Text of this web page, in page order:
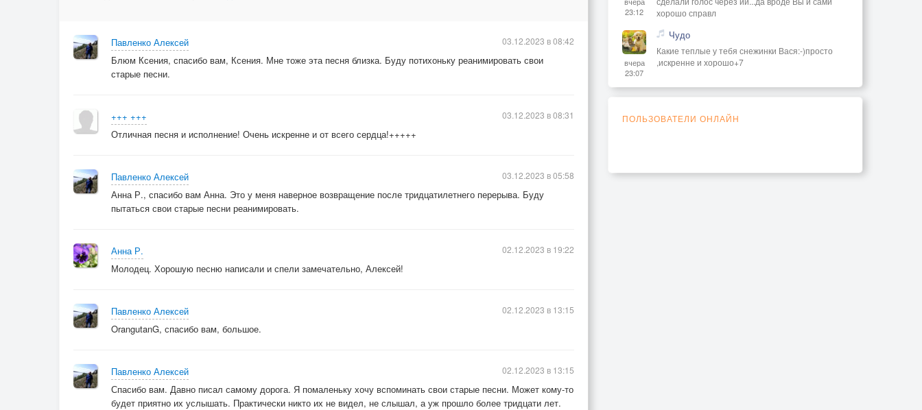
Павленко Алексей
Блюм Ксения, спасибо вам, Ксения. Мне тоже эта песня близка. Буду потихоньку реанимировать свои
старые песни.
03.12.2023 в 08:42
+++ +++
Отличная песня и исполнение! Очень искренне и от всего сердца!+++++
03.12.2023 в 08:31
Павленко Алексей
Анна Р., спасибо вам Анна. Это у меня наверное возвращение после тридцатилетнего перерыва. Буду
пытаться свои старые песни реанимировать.
03.12.2023 в 05:58
Анна Р.
Молодец. Хорошую песню написали и спели замечательно, Алексей!
02.12.2023 в 19:22
Павленко Алексей
OrangutanG, спасибо вам, большое.
02.12.2023 в 13:15
Павленко Алексей
Спасибо вам. Давно писал самому дорога. Я помаленьку хочу вспоминать свои старые песни. Может кому-то
будет приятно их услышать. Практически никто их не видел, не слышал, а уж прошло более тридцати лет.
02.12.2023 в 13:15
23:12
хорошо справл
вчера
23:07
Чудо
Какие теплые у тебя снежинки Вася:-)просто
,искренне и хорошо+7
ПОЛЬЗОВАТЕЛИ ОНЛАЙН